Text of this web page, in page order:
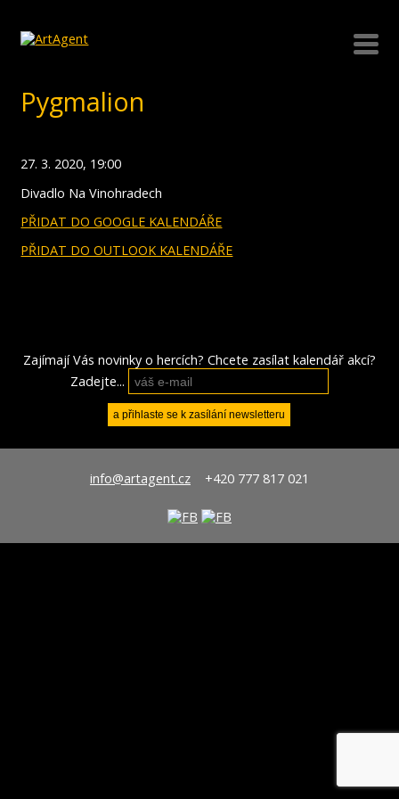
Pygmalion
27. 3. 2020, 19:00
Divadlo Na Vinohradech
PŘIDAT DO GOOGLE KALENDÁŘE
PŘIDAT DO OUTLOOK KALENDÁŘE
Zajímají Vás novinky o hercích? Chcete zasílat kalendář akcí?
Zadejte...
info@artagent.cz+420 777 817 021